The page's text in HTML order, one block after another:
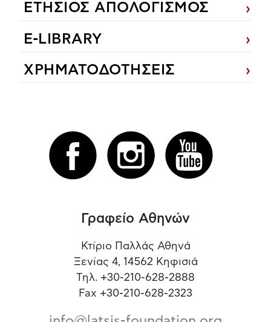
ΕΤΗΣΙΟΣ ΑΠΟΛΟΓΙΣΜΟΣ
E-LIBRARY
ΧΡΗΜΑΤΟΔΟΤΗΣΕΙΣ
Γραφείο Αθηνών
Κτίριο Παλλάς Αθηνά
Ξενίας 4, 14562 Κηφισιά
Τηλ. +30-210-628-2888
Fax +30-210-628-2323